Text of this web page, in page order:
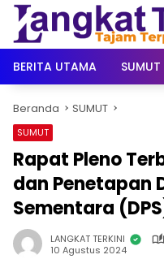
Langsung
konten
BERITA UTAMA
SUMUT
Beranda SUMUT
SUMUT
Rapat Pleno
dan Penetapan
Sementara
LANGKAT TERKINI
10 Agustus 2024